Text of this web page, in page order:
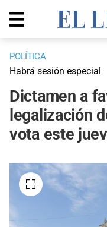
POLÍTICA
Habrá sesión especial
Dictamen a
legalización
vota este